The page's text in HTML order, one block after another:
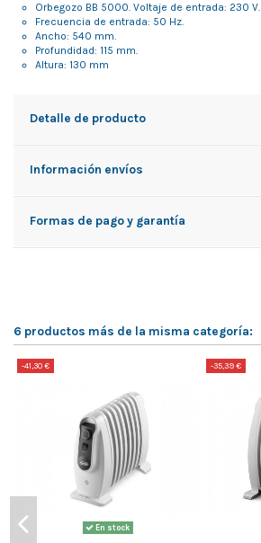
Orbegozo BB 5000. Voltaje de entrada: 230 V.
Frecuencia de entrada: 50 Hz.
Ancho: 540 mm.
Profundidad: 115 mm.
Altura: 130 mm
Detalle de producto
Información envíos
Formas de pago y garantía
6 productos más de la misma categoría:
-41,30 €
En stock
-35,39 €